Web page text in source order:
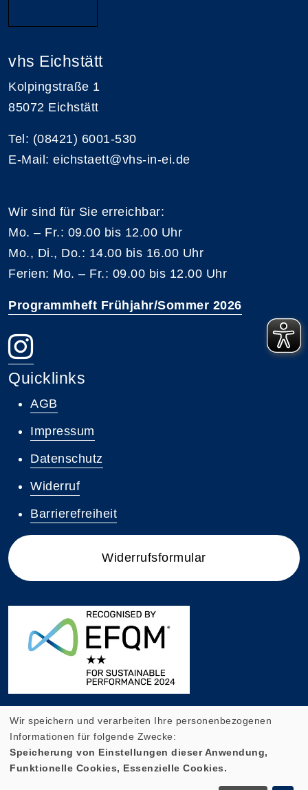
vhs Eichstätt
Kolpingstraße 1
85072 Eichstätt
Tel: (08421) 6001-530
E-Mail: eichstaett@vhs-in-ei.de
Wir sind für Sie erreichbar:
Mo. – Fr.: 09.00 bis 12.00 Uhr
Mo., Di., Do.: 14.00 bis 16.00 Uhr
Ferien: Mo. – Fr.: 09.00 bis 12.00 Uhr
Programmheft Frühjahr/Sommer 2026
Quicklinks
AGB
Impressum
Datenschutz
Widerruf
Barrierefreiheit
Widerrufsformular
Cookie Einstellungen
Wir speichern und verarbeiten Ihre personenbezogenen
Informationen für folgende Zwecke:
Speicherung von Einstellungen dieser Anwendung,
Funktionelle Cookies, Essenzielle Cookies.